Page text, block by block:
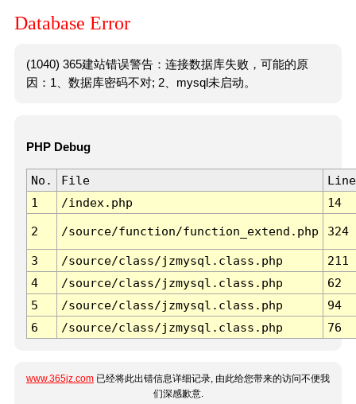
Database Error
(1040) 365建站错误警告：连接数据库失败，可能的原
因：1、数据库密码不对; 2、mysql未启动。
PHP Debug
No. File
Line
1
/index.php 14
2 /source/function/function_extend.php 324
3 /source/class/jzmysql.class.php
211
4
/source/class/jzmysql.class.php
62
5
/source/class/jzmysql.class.php
94
6
/source/class/jzmysql.class.php 76
www.365jz.com 已经将此出错信息详细记录, 由此给您带来的访问不便我
们深感歉意.